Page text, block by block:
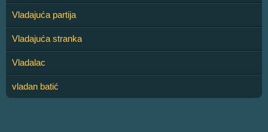
Vladajuća partija
Vladajuća stranka
Vladalac
vladan batić